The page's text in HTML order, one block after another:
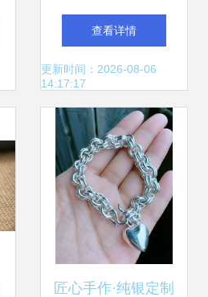
茶具与银鱼饰品的
优雅交汇
查看详情
更新时间：2026-08-06
14:17:17
匠心手作·纯银定制